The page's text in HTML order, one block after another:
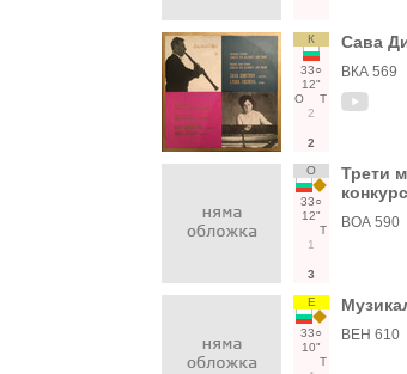
К
33○
12"
О
Т
2
2
Сава
ВКА 569
О
33○
12"
Т
1
3
Трети
ВОА 590
Е
33○
10"
Т
ВЕН 610